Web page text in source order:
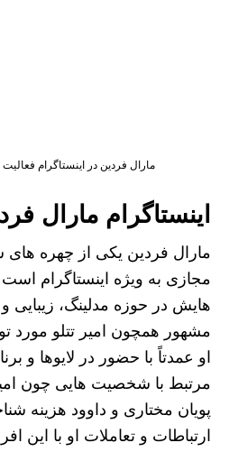
مارال فردین در اینستاگرام
اینستاگرام مارال
مارال فردین یکی از چهره‌
مجازی به‌ ویژه اینستاگرام
هایش در حوزه مدلینگ، زیبایی و
مشهور همچون امیر تتلو مورد
او عمدتاً با حضور در لایوها و
مرتبط با شخصیت‌ هایی چون
پویان مختاری و داوود هزینه
ارتباطات و تعاملات او با این